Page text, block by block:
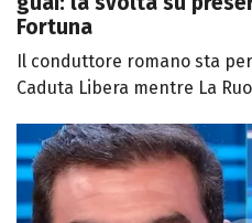
Fortuna
Il conduttore romano sta
Caduta Libera mentre La